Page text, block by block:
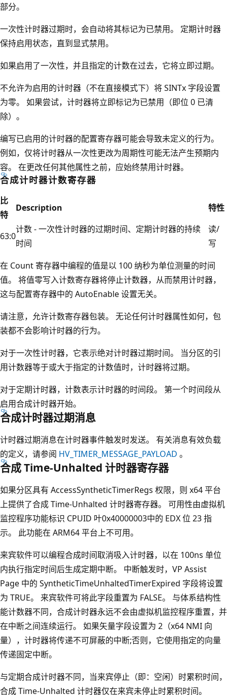
部分。
一次性计时器过期时，会自动将其标记为已禁用。 定期计时器
保持启用状态，直到显式禁用。
如果启用了一次性，并且指定的计数在过去，它将立即过期。
不允许为启用的计时器（不在直接模式下）将 SINTx 字段设置
为零。 如果尝试，计时器将立即标记为已禁用（即位 0 已清
除）。
编写已启用的计时器的配置寄存器可能会导致未定义的行为。
例如，仅将计时器从一次性更改为周期性可能无法产生预期内
容。 在更改任何其他属性之前，应始终禁用计时器。
合成计时器计数寄存器
比
特
Description 特性
63:0
计数 - 一次性计时器的过期时间、定期计时器的持续
时间
读/
写
在 Count 寄存器中编程的值是以 100 纳秒为单位测量的时间
值。 将值零写入计数寄存器将停止计数器，从而禁用计时器，
这与配置寄存器中的 AutoEnable 设置无关。
请注意，允许计数寄存器包装。 无论任何计时器属性如何，包
装都不会影响计时器的行为。
对于一次性计时器，它表示绝对计时器过期时间。 当分区的引
用计数器等于或大于指定的计数值时，计时器将过期。
对于定期计时器，计数表示计时器的时间段。 第一个时间段从
启用合成计时器开始。
合成计时器过期消息
计时器过期消息在计时器事件触发时发送。 有关消息有效负载
的定义，请参阅 HV_TIMER_MESSAGE_PAYLOAD 。
合成 Time-Unhalted 计时器寄存器
如果分区具有 AccessSyntheticTimerRegs 权限，则 x64 平台
上提供了合成 Time-Unhalted 计时器寄存器。 可用性由虚拟机
监控程序功能标识 CPUID 叶0x40000003中的 EDX 位 23 指
示。 此功能在 ARM64 平台上不可用。
来宾软件可以编程合成时间取消吸入计时器，以在 100ns 单位
内执行指定时间后生成定期中断。 中断触发时，VP Assist
Page 中的 SyntheticTimeUnhaltedTimerExpired 字段将设置
为 TRUE。 来宾软件可将此字段重置为 FALSE。 与体系结构性
能计数器不同，合成计时器永远不会由虚拟机监控程序重置，并
在中断之间连续运行。 如果矢量字段设置为 2（x64 NMI 向
量），计时器将传递不可屏蔽的中断;否则，它使用指定的向量
传递固定中断。
与定期合成计时器不同，当来宾停止（即：空闲）时累积时间，
合成 Time-Unhalted 计时器仅在来宾未停止时累积时间。